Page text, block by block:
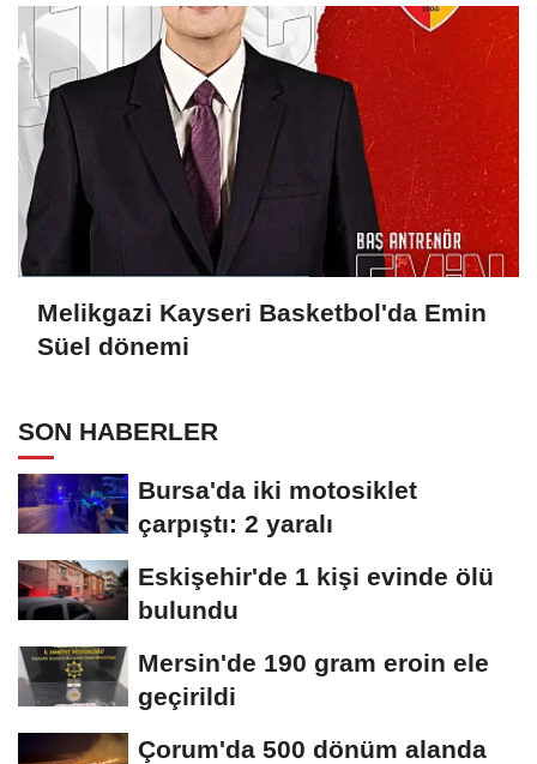
Melikgazi Kayseri Basketbol'da Emin
Süel dönemi
SON HABERLER
Bursa'da iki motosiklet
çarpıştı: 2 yaralı
Eskişehir'de 1 kişi evinde ölü
bulundu
Mersin'de 190 gram eroin ele
geçirildi
Çorum'da 500 dönüm alanda